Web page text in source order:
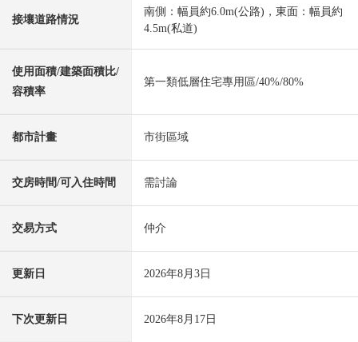
接壤道路情況
南側：幅員約6.0m(公路)，東面：幅員約
4.5m(私道)
使用面積/建築面積比/
容積率
第一類低層住宅專用區/40%/80%
都市計畫 市街區域
交房時間/可入住時間 需討論
交易方式 仲介
更新日 2026年8月3日
下次更新日 2026年8月17日